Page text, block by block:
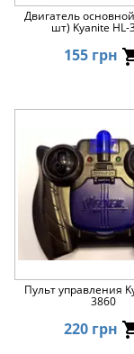
Двигатель
шт) Kyanite HL-
155 грн
Пульт управления
3860
220 грн